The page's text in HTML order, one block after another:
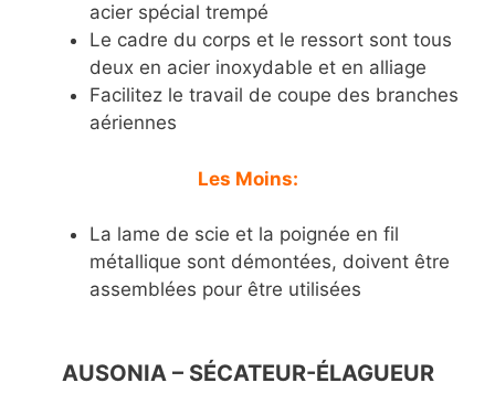
acier spécial trempé
Le cadre du corps et le ressort sont tous
deux en acier inoxydable et en alliage
Facilitez le travail de coupe des branches
aériennes
Les Moins:
La lame de scie et la poignée en fil
métallique sont démontées, doivent être
assemblées pour être utilisées
AUSONIA – SÉCATEUR-ÉLAGUEUR